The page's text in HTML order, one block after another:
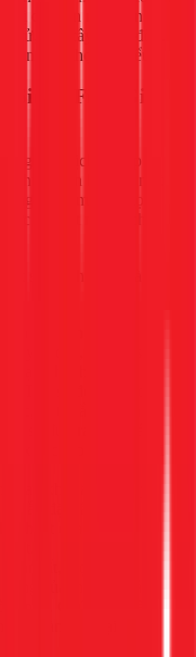
bị đắt tiền như bồn
tử, sen cây nhiệt độ...
người thợ am hiểu.
Sinh 1Fix - Giải
đến dịch vụ lắp
thực hiện bởi đội ngũ
tôi đảm bảo mọi
lắp đặt một cách
sự minh bạch và
yêu cầu, tư vấn sơ
bạn nhanh nhất.
vị trí lắp đặt và
sẽ đưa ra báo giá
xác chi phí trước khi
lắp đặt cẩn thận,
thuật của nhà sản
tất, thợ sẽ mở
của thiết bị, đảm
rỉ nào. Chúng tôi sẽ
và bàn giao lại cho